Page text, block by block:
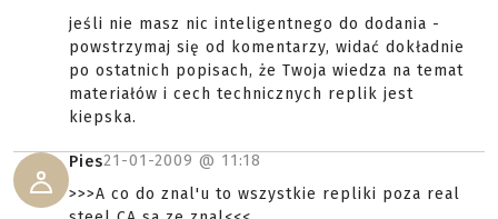
jeśli nie masz nic inteligentnego do dodania -
powstrzymaj się od komentarzy, widać dokładnie
po ostatnich popisach, że Twoja wiedza na temat
materiałów i cech technicznych replik jest
kiepska.
Pies21-01-2009 @ 11:18
>>>A co do znal'u to wszystkie repliki poza real